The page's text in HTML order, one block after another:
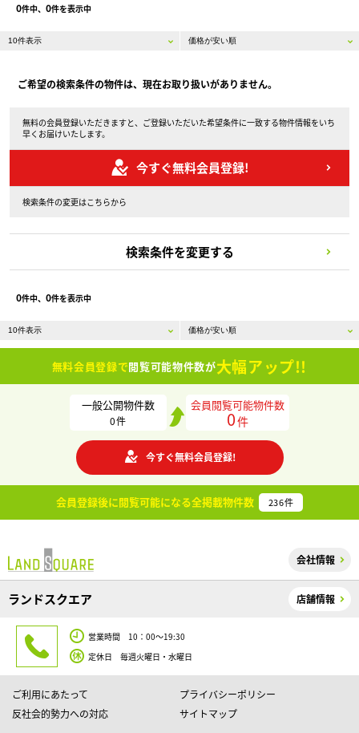
0件中、 0件を表示中
ご希望の検索条件の物件は、現在お取り扱いがありません。
無料の会員登録いただきますと、ご登録いただいた希望条件に一致する物件情報をいち
早くお届けいたします。
今すぐ無料会員登録!
検索条件の変更はこちらから
検索条件を変更する
0件中、 0件を表示中
無料会員登録で閲覧可能物件数が大幅アップ!!
一般公開物件数
0件
会員閲覧可能物件数
0件
今すぐ無料会員登録!
会員登録後に閲覧可能になる全掲載物件数 236件
会社情報
ランドスクエア 店舗情報
営業時間 10：00～19:30
定休日 毎週火曜日・水曜日
ご利用にあたって
プライバシーポリシー
反社会的勢力への対応
サイトマップ